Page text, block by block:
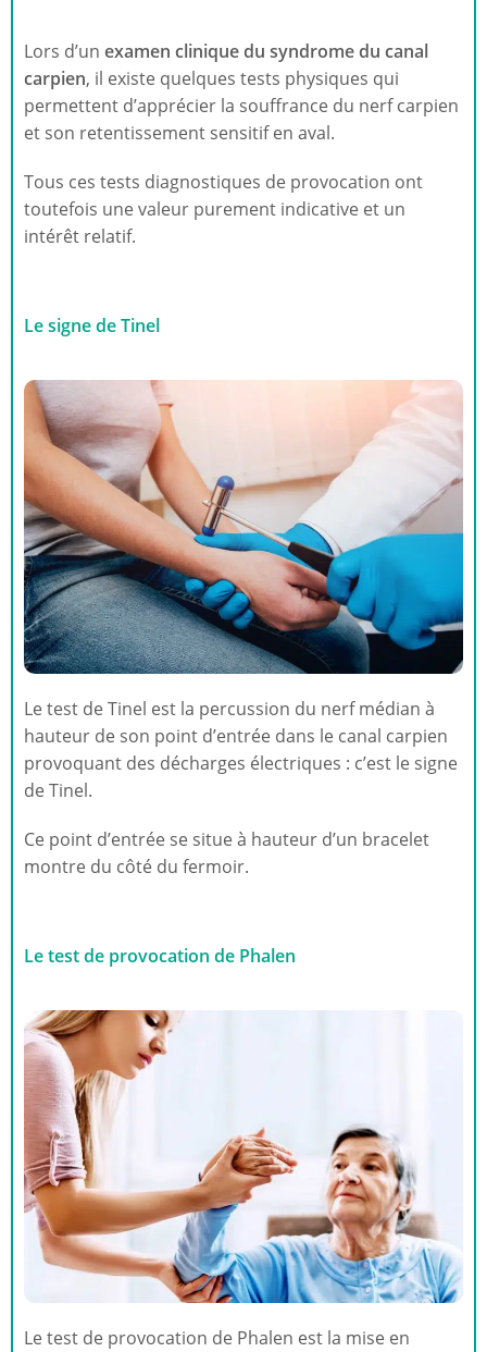
Lors d’un examen clinique du syndrome du canal
carpien, il existe quelques tests physiques qui
permettent d’apprécier la souffrance du nerf carpien
et son retentissement sensitif en aval.
Tous ces tests diagnostiques de provocation ont
toutefois une valeur purement indicative et un
intérêt relatif.
Le signe de Tinel
Le test de Tinel est la percussion du nerf médian à
hauteur de son point d’entrée dans le canal carpien
provoquant des décharges électriques : c’est le signe
de Tinel.
Ce point d’entrée se situe à hauteur d’un bracelet
montre du côté du fermoir.
Le test de provocation de Phalen
Le test de provocation de Phalen est la mise en